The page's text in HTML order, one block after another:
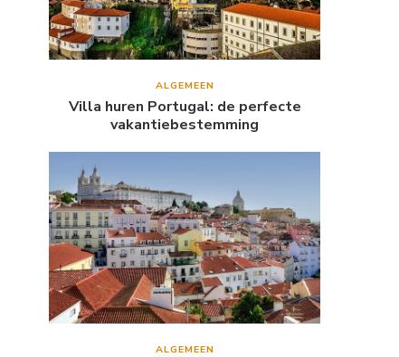
ALGEMEEN
Villa huren Portugal: de perfecte
vakantiebestemming
ALGEMEEN